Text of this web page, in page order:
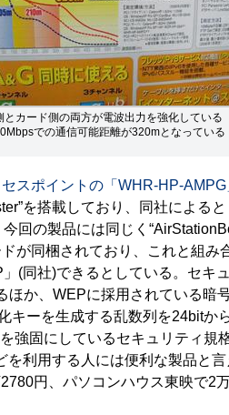
とカード側の両方が電波出力を強化している
での通信可能距離が320mとなっている
スポイントの「WHR-HP-AMPG
を搭載しており、同社による
回の製品には同じく
が同梱されており、これと組み
(同社)できるとしている。セキ
か、WEPに採用されている暗
キーを生成する乱数列を24bitか
強固にしているセキュリティ規
を利用する人には便利な製品と
円、パソコンハウス東映で2万